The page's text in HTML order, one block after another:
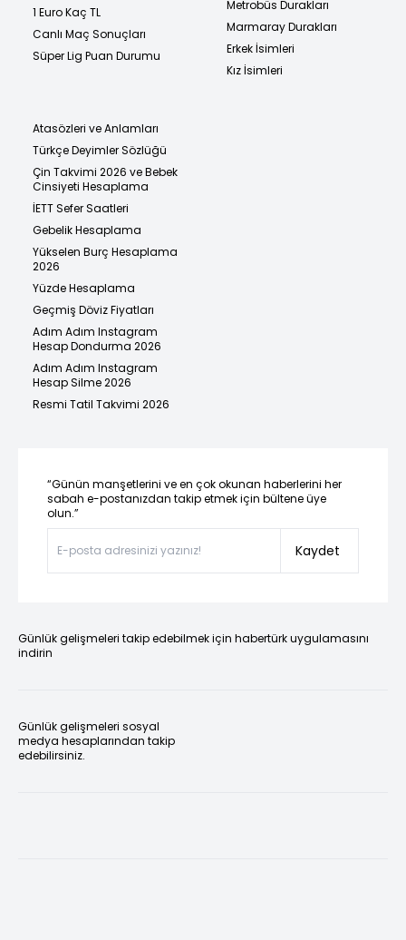
1 Euro Kaç TL
Canlı Maç Sonuçları
Süper Lig Puan Durumu
Metrobüs Durakları
Marmaray Durakları
Erkek İsimleri
Kız İsimleri
Atasözleri ve Anlamları
Türkçe Deyimler Sözlüğü
Çin Takvimi 2026 ve Bebek
Cinsiyeti Hesaplama
İETT Sefer Saatleri
Gebelik Hesaplama
Yükselen Burç Hesaplama
2026
Yüzde Hesaplama
Geçmiş Döviz Fiyatları
Adım Adım Instagram
Hesap Dondurma 2026
Adım Adım Instagram
Hesap Silme 2026
Resmi Tatil Takvimi 2026
“Günün manşetlerini ve en çok okunan haberlerini her
sabah e-postanızdan takip etmek için bültene üye
olun.”
Kaydet
Günlük gelişmeleri takip edebilmek için habertürk uygulamasını
indirin
Günlük gelişmeleri sosyal
medya hesaplarından takip
edebilirsiniz.